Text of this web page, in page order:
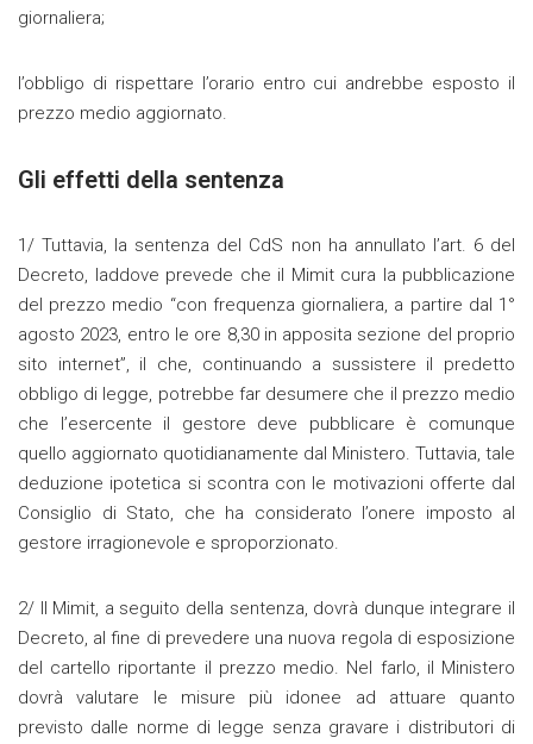
giornaliera;
l’obbligo di rispettare l’orario entro cui andrebbe esposto il
prezzo medio aggiornato.
Gli effetti della sentenza
1/ Tuttavia, la sentenza del CdS non ha annullato l’art. 6 del
Decreto, laddove prevede che il Mimit cura la pubblicazione
del prezzo medio “con frequenza giornaliera, a partire dal 1°
agosto 2023, entro le ore 8,30 in apposita sezione del proprio
sito internet”, il che, continuando a sussistere il predetto
obbligo di legge, potrebbe far desumere che il prezzo medio
che l’esercente il gestore deve pubblicare è comunque
quello aggiornato quotidianamente dal Ministero. Tuttavia, tale
deduzione ipotetica si scontra con le motivazioni offerte dal
Consiglio di Stato, che ha considerato l’onere imposto al
gestore irragionevole e sproporzionato.
2/ Il Mimit, a seguito della sentenza, dovrà dunque integrare il
Decreto, al fine di prevedere una nuova regola di esposizione
del cartello riportante il prezzo medio. Nel farlo, il Ministero
dovrà valutare le misure più idonee ad attuare quanto
previsto dalle norme di legge senza gravare i distributori di